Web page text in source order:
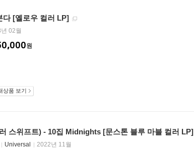
다 [옐로우 컬러 LP]
02월
원
상품 보기
스위프트) - 10집 Midnights [문스톤 블루 마블 컬러 LP]
Universal 2022년 11월